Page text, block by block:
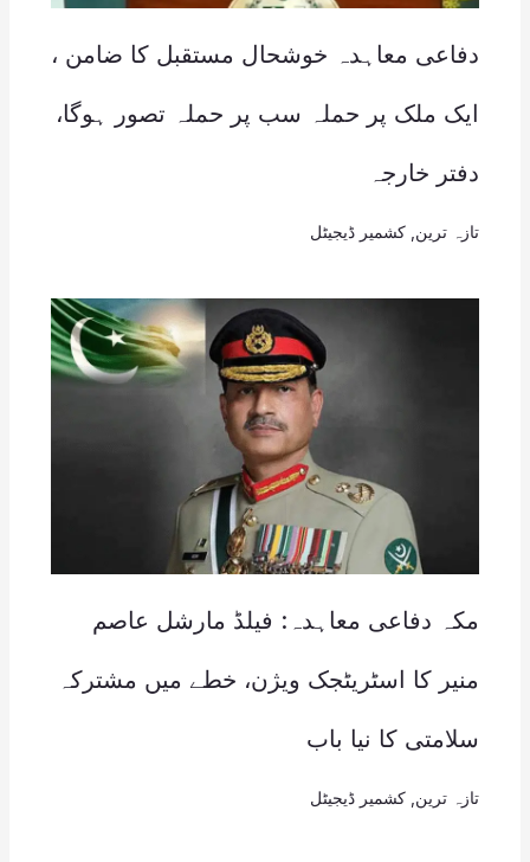
دفاعی معاہدہ خوشحال مستقبل کا ضامن ،
ایک ملک پر حملہ سب پر حملہ تصور ہوگا،
دفتر خارجہ
تازہ ترین کشمیر ڈیجیٹل
مکہ دفاعی معاہدہ: فیلڈ مارشل عاصم
منیر کا اسٹریٹجک ویژن، خطے میں مشترکہ
سلامتی کا نیا باب
تازہ ترین کشمیر ڈیجیٹل